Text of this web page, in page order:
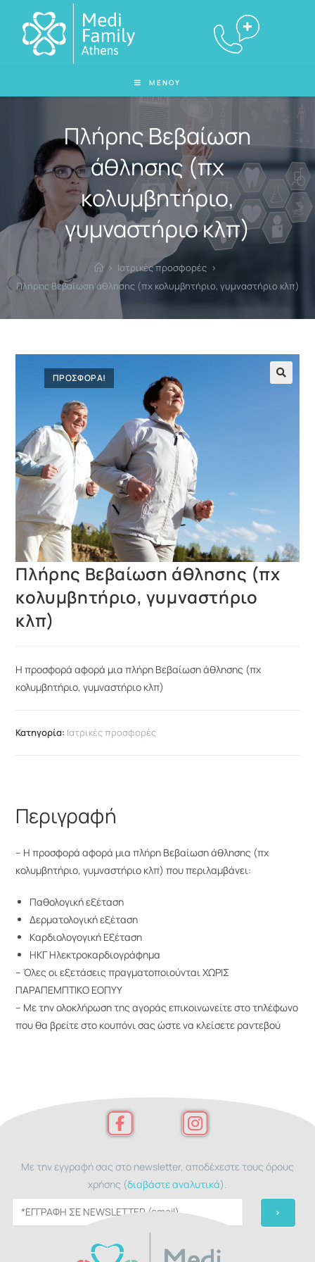
ΜΕΝΟΥ
Πλήρης Βεβαίωση
άθλησης (πχ
κολυμβητήριο,
γυμναστήριο κλπ)
> Ιατρικές προσφορές >
Πλήρης Βεβαίωση άθλησης (πχ κολυμβητήριο, γυμναστήριο κλπ)
ΠΡΟΣΦΟΡΑ!
Πλήρης Βεβαίωση άθλησης (πχ
κολυμβητήριο, γυμναστήριο
κλπ)
Η προσφορά αφορά μια πλήρη Βεβαίωση άθλησης (πχ
κολυμβητήριο, γυμναστήριο κλπ)
Κατηγορία: Ιατρικές προσφορές
Περιγραφή
– Η προσφορά αφορά μια πλήρη Βεβαίωση άθλησης (πχ
κολυμβητήριο, γυμναστήριο κλπ) που περιλαμβάνει:
Παθολογική εξέταση
Δερματολογική εξέταση
Kαρδιολογογική Εξέταση
ΗΚΓ Ηλεκτροκαρδιογράφημα
– Όλες οι εξετάσεις πραγματοποιούνται ΧΩΡΙΣ
ΠΑΡΑΠΕΜΠΤΙΚΟ ΕΟΠΥY
– Mε την ολοκλήρωση της αγοράς επικοινωνείτε στο τηλέφωνο
που θα βρείτε στο κουπόνι σας ώστε να κλείσετε ραντεβού
Με την εγγραφή σας στο newsletter, αποδέχεστε τους όρους
χρήσης (διαβάστε αναλυτικά).